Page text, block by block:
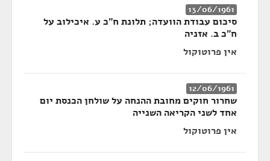
13/06/1961
סיכום עבודת הוועדה; תלונת ח"כ ע. איכילוב על
ח"כ ב. אזניה
אין פרוטוקול
12/06/1961
שחרור חוקים מחובת ההנחה על שולחן הכנסת יום
אחד לשני הקריאה השנייה
אין פרוטוקול